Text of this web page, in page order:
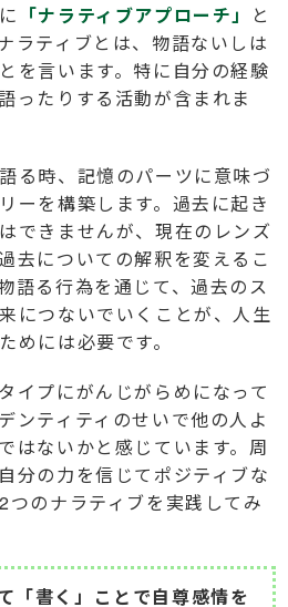
「ナラティブアプローチ」
と
ラティブとは、物語ないしは
を言います。特に自分の経験
ったりする活動が含まれま
る時、記憶のパーツに意味づ
ーを構築します。過去に起き
できませんが、現在のレンズ
去についての解釈を変えるこ
語る行為を通じて、過去のス
につないでいくことが、人生
めには必要です。
イプにがんじがらめになって
ンティティのせいで他の人よ
はないかと感じています。周
分の力を信じてポジティブな
のナラティブを実践してみ
「書く」ことで自尊感情を